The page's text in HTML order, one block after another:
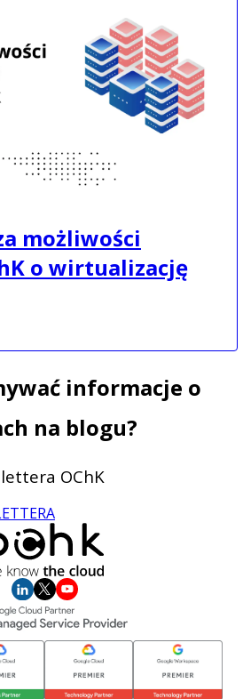
możliwości
o wirtualizację
informacje o
na blogu?
OChK